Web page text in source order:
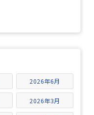
2026年6月
2026年3月